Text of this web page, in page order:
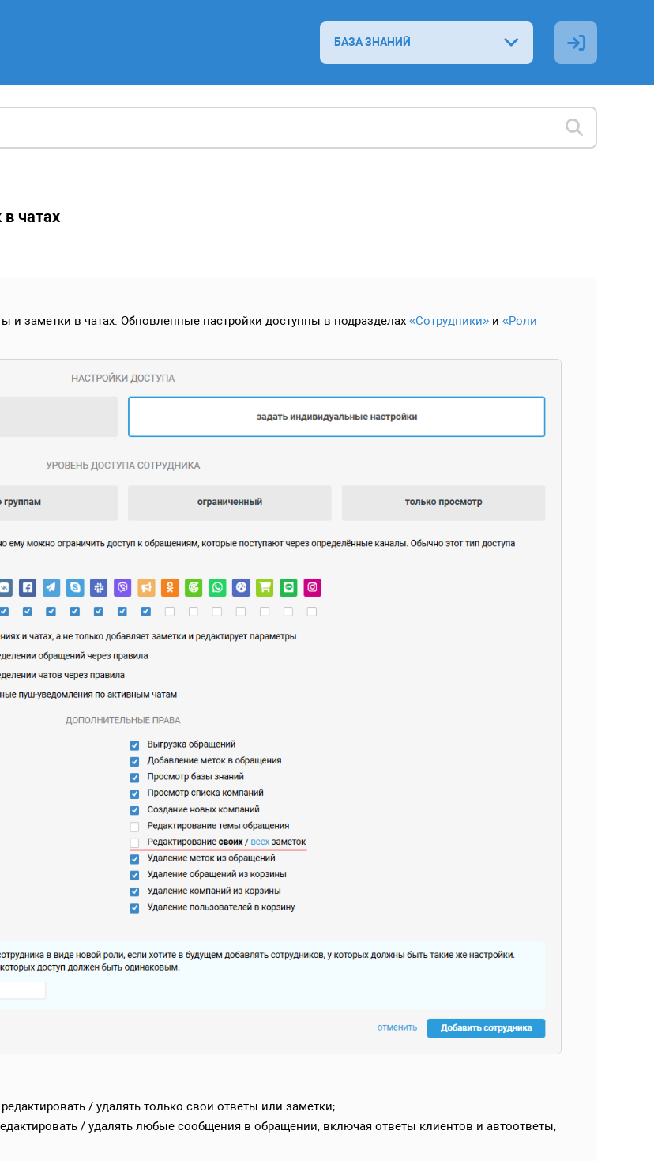
БАЗА ЗНАНИЙ
в чатах
и заметки в чатах. Обновленные настройки доступны в подразделах «Сотрудники» и «Роли
/ удалять только свои ответы или заметки;
/ удалять любые сообщения в обращении, включая ответы клиентов и автоответы,